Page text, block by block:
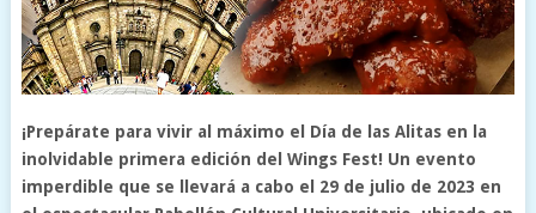
¡Prepárate para vivir al máximo el Día de las Alitas en la
inolvidable primera edición del Wings Fest! Un evento
imperdible que se llevará a cabo el 29 de julio de 2023 en